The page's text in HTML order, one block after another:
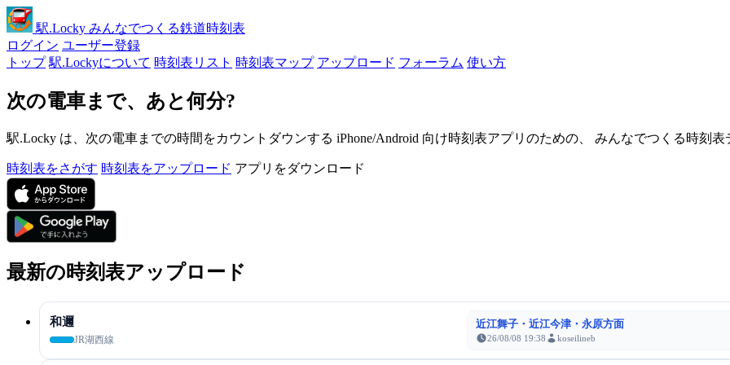
駅.Locky みんなでつくる鉄道時刻表
ログイン ユーザー登録
トップ 駅.Lockyについて 時刻表リスト 時刻表マップ アップロード フォーラム 使い方
次の電車まで、あと何分?
駅.Locky は、次の電車までの時間をカウントダウンする iPhone/Android 向け時刻表アプリのための、 みんなでつくる時刻表
時刻表をさがす 時刻表をアップロード アプリをダウンロード
最新の時刻表アップロード
和邇
JR湖西線
近江舞子・近江今津・永原方面
26/08/08 19:38 koseilineb